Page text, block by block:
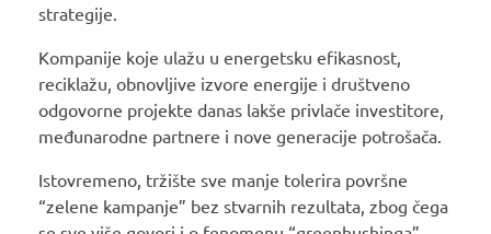
strategije.
Kompanije koje ulažu u energetsku efikasnost,
reciklažu, obnovljive izvore energije i društveno
odgovorne projekte danas lakše privlače investitore,
međunarodne partnere i nove generacije potrošača.
Istovremeno, tržište sve manje tolerira površne
“zelene kampanje” bez stvarnih rezultata, zbog čega